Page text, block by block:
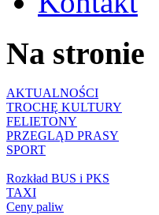
Na stronie
AKTUALNOŚCI
TROCHĘ KULTURY
FELIETONY
PRZEGLĄD PRASY
SPORT
Rozkład BUS i PKS
TAXI
Ceny paliw